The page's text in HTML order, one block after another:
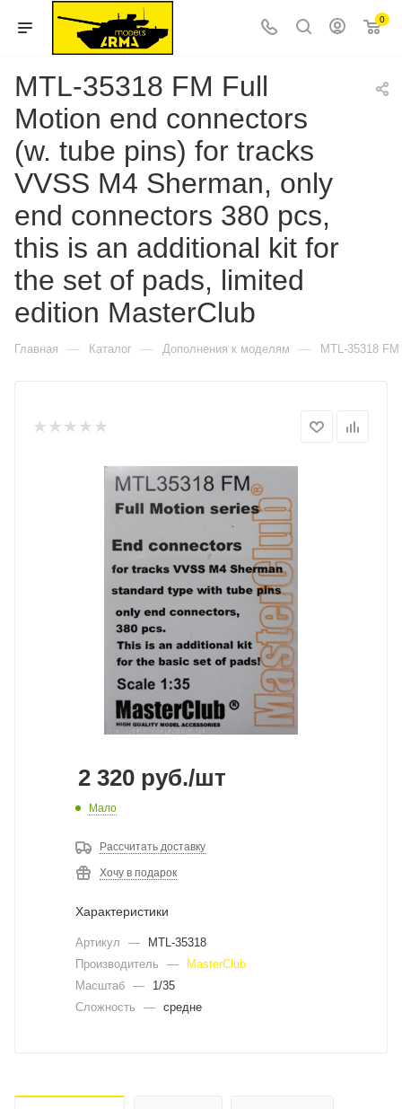
0
MTL-35318 FM Full
Motion end connectors
(w. tube pins) for tracks
VVSS M4 Sherman, only
end connectors 380 pcs,
this is an additional kit for
the set of pads, limited
edition MasterClub
Главная — Каталог — Дополнения к моделям — MTL-35318
2 320 руб./шт
Мало
Рассчитать доставку
Хочу в подарок
Характеристики
Артикул —
MTL-35318
Производитель
—
MasterClub
Масштаб —
1/35
Сложность
— средне